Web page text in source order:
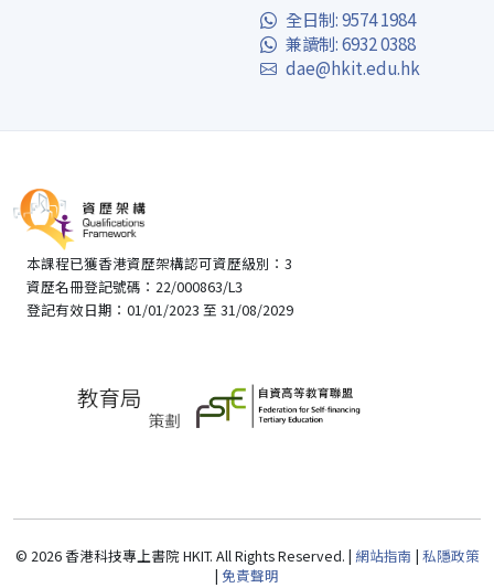
全日制: 9574 1984
兼讀制: 6932 0388
dae@hkit.edu.hk
本課程已獲香港資歷架構認可資歷級別：3
資歷名冊登記號碼：22/000863/L3
登記有效日期：01/01/2023 至 31/08/2029
© 2026 香港科技專上書院 HKIT. All Rights Reserved. | 網站指南 | 私隱政策
| 免責聲明